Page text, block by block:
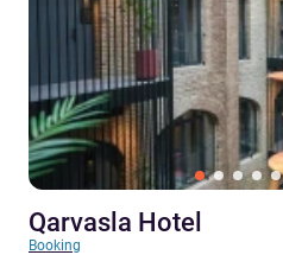
Qarvasla Hotel
Booking